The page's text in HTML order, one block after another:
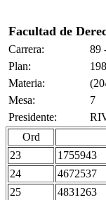
Facultad de
Carrera:
89
Plan:
Materia:
Mesa:
7
Presidente:
Ord
23
1755943
24 4672537
25 4831263